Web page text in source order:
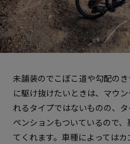
未舗装のでこぼこ道や勾配の
に駆け抜けたいときは、マウ
れるタイプではないものの、
ペンションもついているので
てくれます。車種によっては